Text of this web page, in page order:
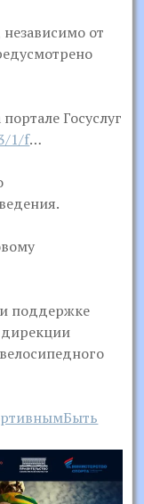
от
Госуслуг
1/f…
поддержке